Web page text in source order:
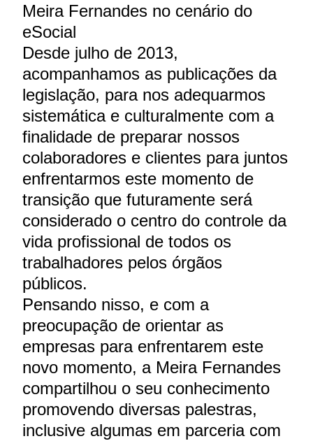
Meira Fernandes no cenário do
eSocial
Desde julho de 2013,
acompanhamos as publicações da
legislação, para nos adequarmos
sistemática e culturalmente com a
finalidade de preparar nossos
colaboradores e clientes para juntos
enfrentarmos este momento de
transição que futuramente será
considerado o centro do controle da
vida profissional de todos os
trabalhadores pelos órgãos
públicos.
Pensando nisso, e com a
preocupação de orientar as
empresas para enfrentarem este
novo momento, a Meira Fernandes
compartilhou o seu conhecimento
promovendo diversas palestras,
inclusive algumas em parceria com